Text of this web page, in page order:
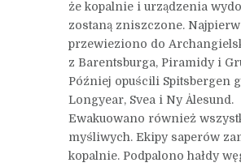
że kopalnie i urządzenia
zostaną zniszczone. Najpierw
przewieziono do
z Barentsburga, Piramidy i
Później opuścili Spitsbergen
Longyear, Svea i Ny Ålesund.
Ewakuowano również
myśliwych. Ekipy saperów
kopalnie. Podpalono hałdy